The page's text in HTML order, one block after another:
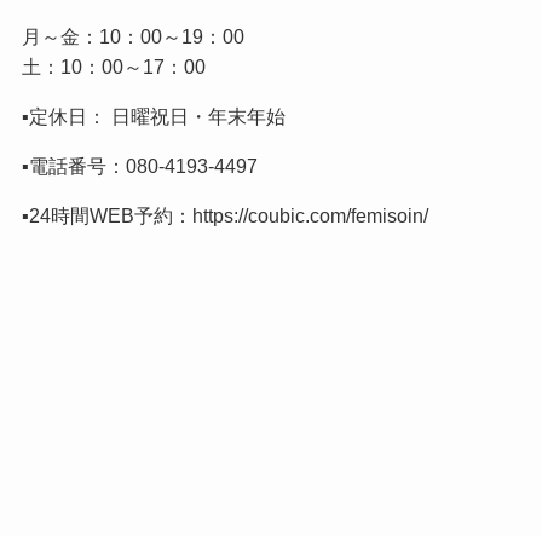
月～金：10：00～19：00
土：10：00～17：00
▪️定休日： 日曜祝日・年末年始
▪️電話番号： 080-4193-4497
▪️24時間WEB予約： https://coubic.com/femisoin/